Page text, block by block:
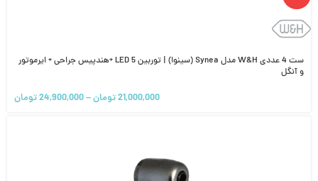
ست 4 عددی W&H مدل Synea (سینوا) | توربین 5 LED +هندپیس جراحی + ایرموتور
و آنگل
21,000,000تومان–
24,900,000تومان